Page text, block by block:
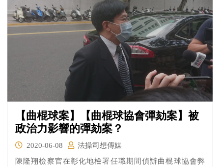
【曲棍球案】【曲棍球協會彈劾案】被
政治力影響的彈劾案？
2020-06-08
法操司想傳媒
陳隆翔檢察官在彰化地檢署任職期間偵辦曲棍球協會弊